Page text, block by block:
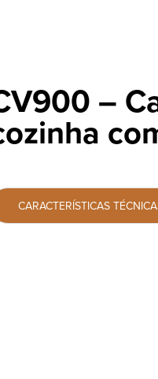
–
CARACTERÍSTICAS